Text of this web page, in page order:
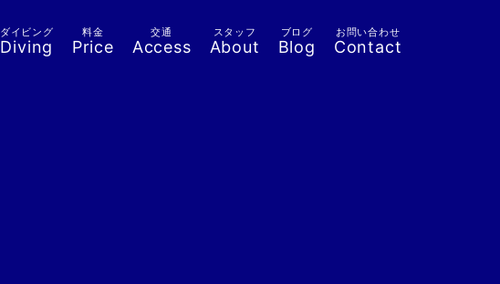
ダイビング
Diving
料金
Price
交通
Access
スタッフ
About
ブログ
Blog
お問い合わせ
Contact